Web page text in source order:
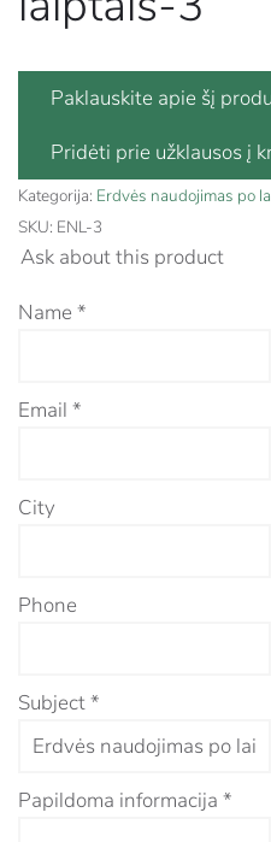
Paklauskite apie šį
Kategorija: Erdvės naudojimas po
SKU: ENL-3
Ask about this product
Name *
Email *
City
Phone
Subject*
Papildoma informacija *